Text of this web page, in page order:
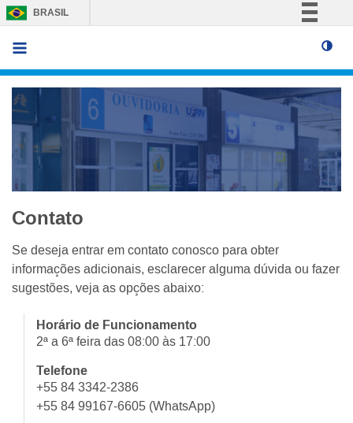
BRASIL
Participe
Acesso à informação
Legislação
Canais
Contato
Se deseja entrar em contato conosco para obter
informações adicionais, esclarecer alguma dúvida ou fazer
sugestões, veja as opções abaixo:
Horário de Funcionamento
2ª a 6ª feira das 08:00 às 17:00
Telefone
+55 84 3342-2386
+55 84 99167-6605 (WhatsApp)